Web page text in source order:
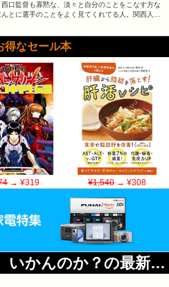
口監督も寡黙な、淡々と自分のことをこなす方な
とに選手のことをよく見てくれてる人。関西人…
得なセール本
→ ¥319 ¥1,540→ ¥308
なんJ（まとめては）いかんのか？の最新記事